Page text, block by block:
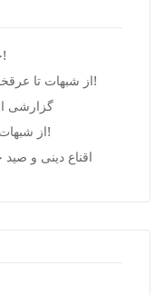
چینی اگر عیب تو بنمود راست!
از شبهات تا عرقخوری دکتر سروش!
گزارشی
از شبهات تا عرقخوری دکتر سروش!
اقناع دینی و